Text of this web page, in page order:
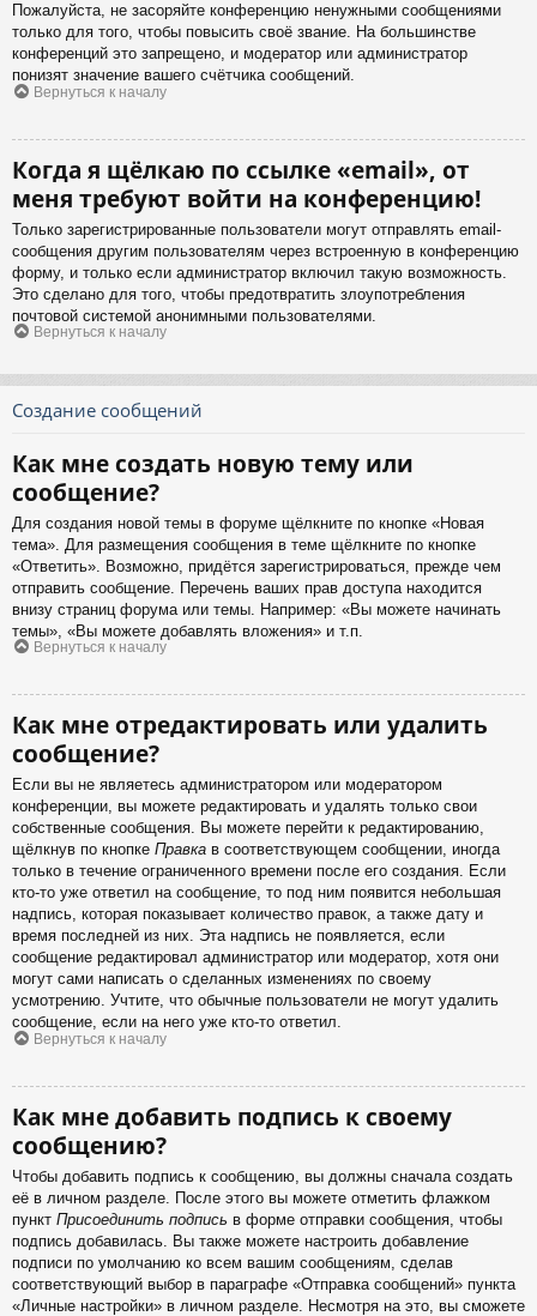
Пожалуйста, не засоряйте конференцию ненужными сообщениями
только для того, чтобы повысить своё звание. На большинстве
конференций это запрещено, и модератор или администратор
понизят значение вашего счётчика сообщений.
Вернуться к началу
Когда я щёлкаю по ссылке «email», от
меня требуют войти на конференцию!
Только зарегистрированные пользователи могут отправлять email-
сообщения другим пользователям через встроенную в конференцию
форму, и только если администратор включил такую возможность.
Это сделано для того, чтобы предотвратить злоупотребления
почтовой системой анонимными пользователями.
Вернуться к началу
Создание сообщений
Как мне создать новую тему или
сообщение?
Для создания новой темы в форуме щёлкните по кнопке «Новая
тема». Для размещения сообщения в теме щёлкните по кнопке
«Ответить». Возможно, придётся зарегистрироваться, прежде чем
отправить сообщение. Перечень ваших прав доступа находится
внизу страниц форума или темы. Например: «Вы можете начинать
темы», «Вы можете добавлять вложения» и т.п.
Вернуться к началу
Как мне отредактировать или удалить
сообщение?
Если вы не являетесь администратором или модератором
конференции, вы можете редактировать и удалять только свои
собственные сообщения. Вы можете перейти к редактированию,
щёлкнув по кнопке Правка в соответствующем сообщении, иногда
только в течение ограниченного времени после его создания. Если
кто-то уже ответил на сообщение, то под ним появится небольшая
надпись, которая показывает количество правок, а также дату и
время последней из них. Эта надпись не появляется, если
сообщение редактировал администратор или модератор, хотя они
могут сами написать о сделанных изменениях по своему
усмотрению. Учтите, что обычные пользователи не могут удалить
сообщение, если на него уже кто-то ответил.
Вернуться к началу
Как мне добавить подпись к своему
сообщению?
Чтобы добавить подпись к сообщению, вы должны сначала создать
её в личном разделе. После этого вы можете отметить флажком
пункт Присоединить подпись в форме отправки сообщения, чтобы
подпись добавилась. Вы также можете настроить добавление
подписи по умолчанию ко всем вашим сообщениям, сделав
соответствующий выбор в параграфе «Отправка сообщений» пункта
«Личные настройки» в личном разделе. Несмотря на это, вы сможете